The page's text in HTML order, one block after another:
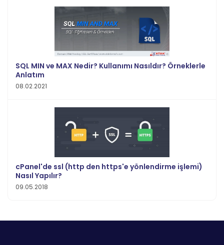
SQL MIN ve MAX Nedir? Kullanımı Nasıldır? Örneklerle
Anlatım
08.02.2021
cPanel'de ssl (http den https'e yönlendirme işlemi)
Nasıl Yapılır?
09.05.2018